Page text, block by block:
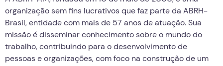
organização sem fins lucrativos que faz parte da ABRH-
Brasil, entidade com mais de 57 anos de atuação. Sua
missão é disseminar conhecimento sobre o mundo do
trabalho, contribuindo para o desenvolvimento de
pessoas e organizações, com foco na construção de um